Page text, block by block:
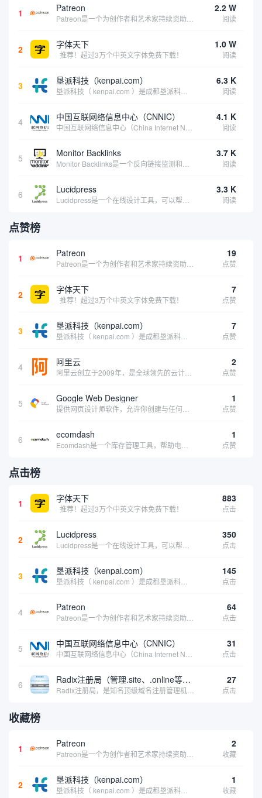
1 Patreon 2.2 W
阅读
2 字体天下
推荐！超过3万个中英文字体免费下载！
1.0 W
阅读
3 垦派科技（kenpai.com） 6.3 K
阅读
4 中国互联网络信息中心（CNNIC） 4.1 K
阅读
5 Monitor Backlinks 3.7 K
阅读
6 Lucidpress 3.3 K
阅读
点赞榜
1 Patreon 19
点赞
2 字体天下
推荐！超过3万个中英文字体免费下载！
7
点赞
3 垦派科技（kenpai.com） 7
点赞
4 阿里云 2
点赞
5 Google Web Designer 1
点赞
6 ecomdash 1
点赞
点击榜
1 字体天下
推荐！超过3万个中英文字体免费下载！
883
点击
2 Lucidpress 350
点击
3 垦派科技（kenpai.com） 145
点击
4 Patreon 64
点击
5 中国互联网络信息中心（CNNIC） 31
点击
6 Radix注册局（管理.site、.online等顶级域名） 27
点击
收藏榜
1 Patreon 2
收藏
2 垦派科技（kenpai.com） 1
收藏